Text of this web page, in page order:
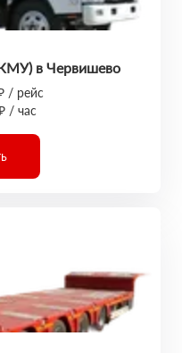
в Червишево
/ рейс
/ час